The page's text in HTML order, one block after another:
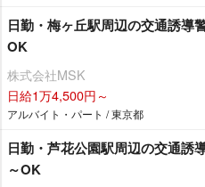
日勤・梅ヶ丘駅周辺の交通誘導
OK
株式会社MSK
日給1万4,500円～
アルバイト・パート / 東京都
日勤・芦花公園駅周辺の交通誘
～OK